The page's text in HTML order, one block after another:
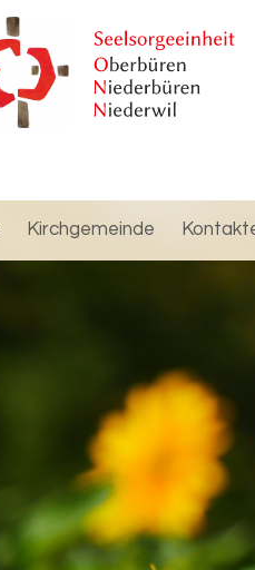
Kirchgemeinde